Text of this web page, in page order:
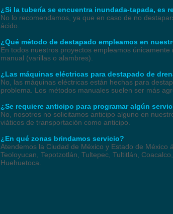
¿Si la tubería se encuentra inundada-tapada, es
No lo recomendamos, ya que en caso de no
ácido.
¿Qué método de destapado empleamos en
En todos nuestros proyectos empleamos
manual (varillas o alambres).
¿Las máquinas eléctricas para destapado de
No, las máquinas eléctricas están hechas para
problema. Los métodos manuales suelen ser más
¿Se requiere anticipo para programar algún
No, nosotros no solicitamos anticipo alguno en
viáticos de transportación como anticipo.
¿En qué zonas brindamos servicio?
Atendemos la Ciudad de México y Estado de México
Teoloyucan, Tepotzotlán, Tultepec, Tultitlán,
Huehuetoca.